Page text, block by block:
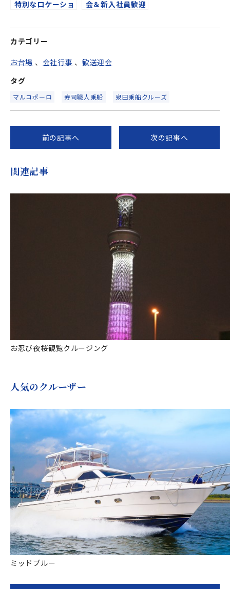
特別なロケーショ
会＆新入社員歓迎
カテゴリー
お台場 、 会社行事 、 歓送迎会
タグ
マルコポーロ 寿司職人乗船 泉田乗船クルーズ
前の記事へ 次の記事へ
関連記事
お忍び夜桜観覧クルージング
人気のクルーザー
ミッドブルー